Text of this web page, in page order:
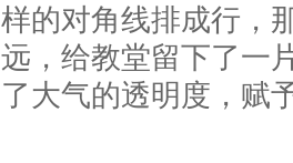
样的对角线排成行，
远，给教堂留下了一
了大气的透明度，赋